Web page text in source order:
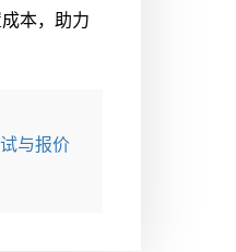
本，助力
与报价